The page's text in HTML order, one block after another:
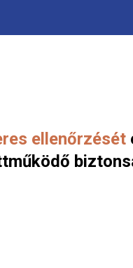
ellenőrzését